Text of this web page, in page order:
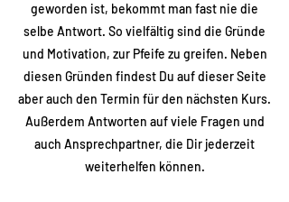
geworden ist, bekommt man fast nie die
selbe Antwort. So vielfältig sind die Gründe
und Motivation, zur Pfeife zu greifen. Neben
diesen Gründen findest Du auf dieser Seite
aber auch den Termin für den nächsten Kurs.
Außerdem Antworten auf viele Fragen und
auch Ansprechpartner, die Dir jederzeit
weiterhelfen können.